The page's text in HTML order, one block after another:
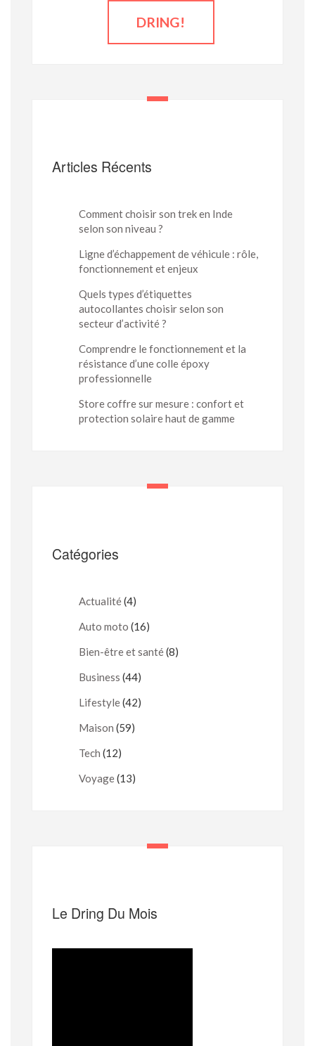
Articles Récents
Comment choisir son trek en Inde
selon son niveau ?
Ligne d’échappement de véhicule : rôle,
fonctionnement et enjeux
Quels types d’étiquettes
autocollantes choisir selon son
secteur d’activité ?
Comprendre le fonctionnement et la
résistance d’une colle époxy
professionnelle
Store coffre sur mesure : confort et
protection solaire haut de gamme
Catégories
Actualité(4)
Auto moto (16)
Bien-être et santé(8)
Business (44)
Lifestyle(42)
Maison (59)
Tech (12)
Voyage(13)
Le Dring Du Mois